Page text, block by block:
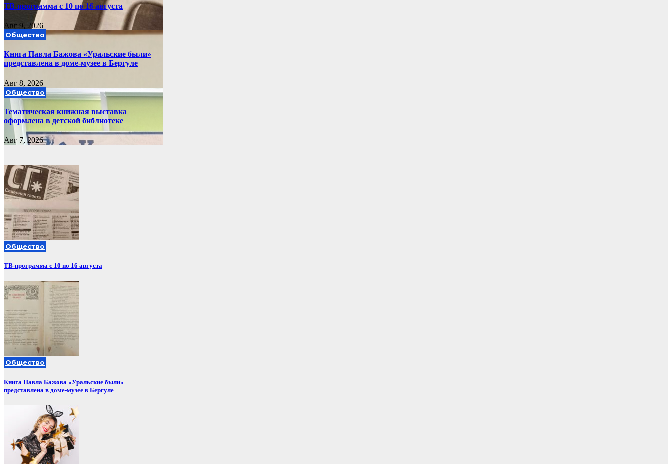
ТВ-программа с 10 по 16 августа
Авг 9, 2026
Общество
Книга Павла Бажова «Уральские были»
представлена в доме-музее в Бергуле
Авг 8, 2026
Общество
Тематическая книжная выставка
оформлена в детской библиотеке
Авг 7, 2026
Общество
ТВ-программа с 10 по 16 августа
Общество
Книга Павла Бажова «Уральские были»
представлена в доме-музее в Бергуле